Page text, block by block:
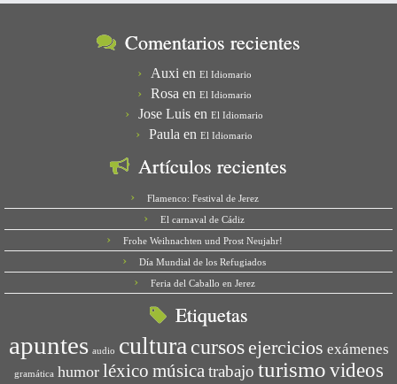
Comentarios recientes
Auxi en El Idiomario
Rosa en El Idiomario
Jose Luis en El Idiomario
Paula en El Idiomario
Artículos recientes
Flamenco: Festival de Jerez
El carnaval de Cádiz
Frohe Weihnachten und Prost Neujahr!
Día Mundial de los Refugiados
Feria del Caballo en Jerez
Etiquetas
apuntes audio cultura cursos ejercicios exámenes
gramática humor léxico música trabajo turismo videos